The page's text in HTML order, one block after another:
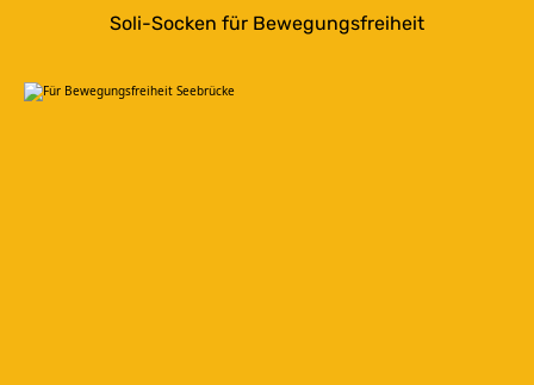
Soli-Socken für Bewegungsfreiheit